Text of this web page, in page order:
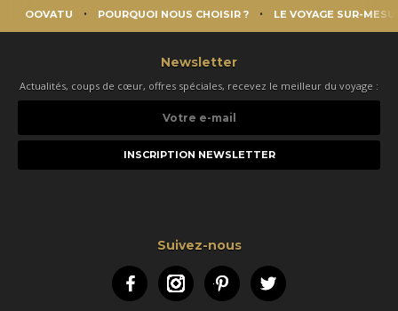
OOVATU POURQUOI NOUS CHOISIR ? LE VOYAGE SUR-
Newsletter
Actualités, coups de cœur, offres spéciales, recevez le meilleur du voyage :
e-
Suivez-nous
FacebookInstagramPinterestTwitter